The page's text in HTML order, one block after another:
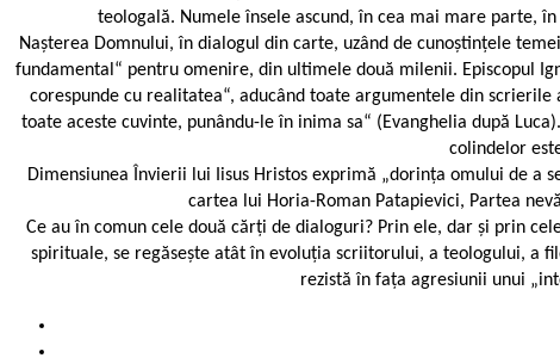
teologală. Numele însele ascund, în cea mai mare parte,
Nașterea Domnului, în dialogul din carte, uzând de cunoștințele
fundamental“ pentru omenire, din ultimele două milenii. Episcopul
corespunde cu realitatea“, aducând toate argumentele din
toate aceste cuvinte, punându-le în inima sa“ (Evanghelia după
colindelor
Dimensiunea Învierii lui Iisus Hristos exprimă „dorința omului de a
cartea lui Horia-Roman Patapievici, Partea
Ce au în comun cele două cărți de dialoguri? Prin ele, dar și prin
spirituale, se regăsește atât în evoluția scriitorului, a teologului, a
rezistă în fața agresiunii unui